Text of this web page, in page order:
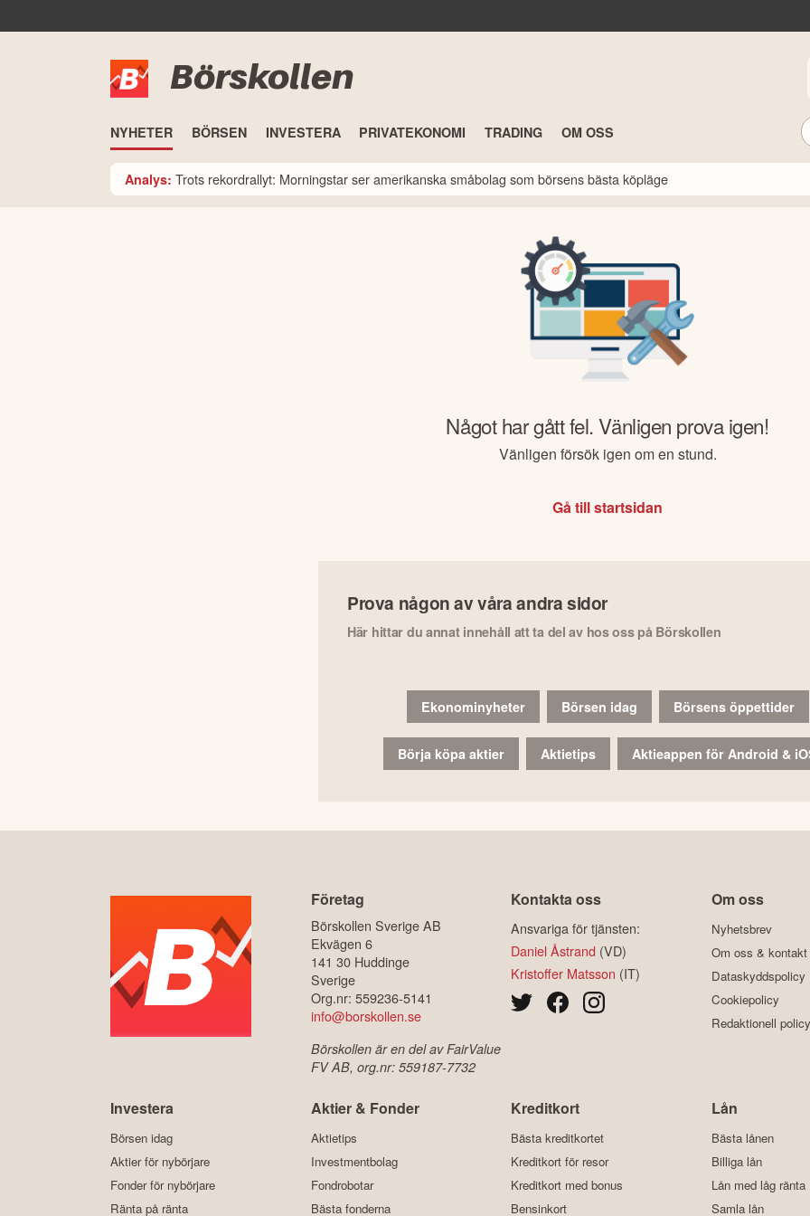
Börskollen
NYHETER BÖRSEN INVESTERA PRIVATEKONOMI TRADING OM OSS
Analys: Trots rekordrallyt: Morningstar ser amerikanska småbolag som börsens bästa köpläge
Något har gått fel. Vänligen prova igen!
Vänligen försök igen om en stund.
Gå till startsidan
Prova någon av våra andra sidor
Här hittar du annat innehåll att ta del av hos oss på Börskollen
Ekonominyheter Börsen idag Börsens öppettider
Börja köpa aktier Aktietips Aktieappen för Android &
Företag
Börskollen Sverige AB
Ekvägen 6
141 30 Huddinge
Sverige
Org.nr: 559236-5141
info@borskollen.se
Börskollen är en del av FairValue
FV AB, org.nr: 559187-7732
Kontakta oss
Ansvariga för tjänsten:
Daniel Åstrand (VD)
Kristoffer Matsson (IT)
Om oss
Nyhetsbrev
Om oss & kontakt
Dataskyddspolicy
Cookiepolicy
Redaktionell policy
Investera
Börsen idag
Aktier för nybörjare
Fonder för nybörjare
Ränta på ränta
Aktier & Fonder
Aktietips
Investmentbolag
Fondrobotar
Bästa fonderna
Kreditkort
Bästa kreditkortet
Kreditkort för resor
Kreditkort med bonus
Bensinkort
Lån
Bästa lånen
Billiga lån
Lån med låg ränta
Samla lån